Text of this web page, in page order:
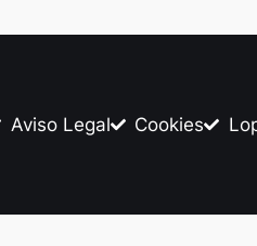
Aviso Legal Cookies